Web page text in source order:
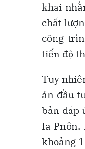
khai
chất
công
tiến độ
Tuy
án đầu
bản đáp
Ia Pnôn,
khoảng